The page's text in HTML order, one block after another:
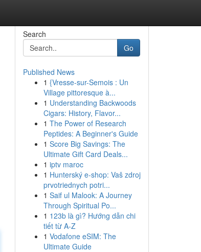
Search
Go
Published News
1 {Vresse-sur-Semois : Un
Village pittoresque à...
1 Understanding Backwoods
Cigars: History, Flavor...
1 The Power of Research
Peptides: A Beginner's Guide
1 Score Big Savings: The
Ultimate Gift Card Deals...
1 iptv maroc
1 Hunterský e-shop: Vaš zdroj
prvotriednych potri...
1 Saif ul Malook: A Journey
Through Spiritual Po...
1 123b là gì? Hướng dẫn chi
tiết từ A-Z
1 Vodafone eSIM: The
Ultimate Guide